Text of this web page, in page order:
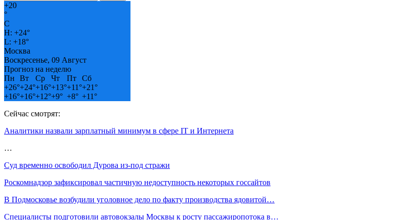
+20
°
C
H: +24°
L: +18°
Москва
Воскресенье, 09 Август
Прогноз на неделю
Пн
Вт Ср Чт Пт
Сб
+26°+24°+16°+13°+11°+21°
+16°+16°+12°+9° +8° +11°
Сейчас смотрят:
Аналитики назвали зарплатный минимум в сфере IT и Интернета
…
Суд временно освободил Дурова из-под стражи
Роскомнадзор зафиксировал частичную недоступность некоторых госсайтов
В Подмосковье возбудили уголовное дело по факту производства ядовитой…
Специалисты подготовили автовокзалы Москвы к росту пассажиропотока в…